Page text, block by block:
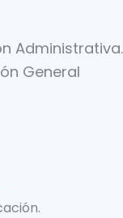
Administrativa.
General